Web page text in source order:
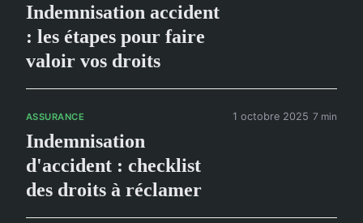
Indemnisation accident
: les étapes pour faire
valoir vos droits
ASSURANCE
Indemnisation
d'accident : checklist
des droits à réclamer
1 octobre 2025 7 min